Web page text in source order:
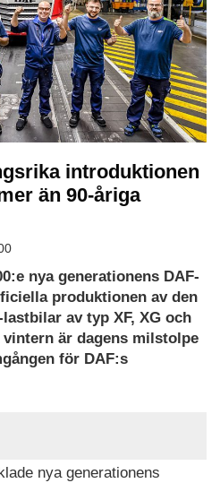
introduktionen
än 90-åriga
nya generationens DAF-
produktionen av den
av typ XF, XG och
är dagens milstolpe
för DAF:s
nya generationens